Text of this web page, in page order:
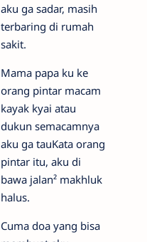
aku ga sadar, masih
terbaring di rumah
sakit.
Mama papa ku ke
orang pintar macam
kayak kyai atau
dukun semacamnya
aku ga tauKata orang
pintar itu, aku di
bawa jalan² makhluk
halus.
Cuma doa yang bisa